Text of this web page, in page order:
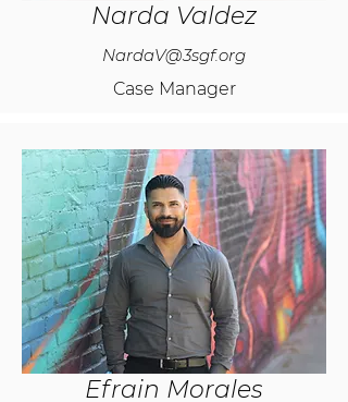
Narda Valdez
NardaV@3sgf.org
Case Manager
Efrain Morales